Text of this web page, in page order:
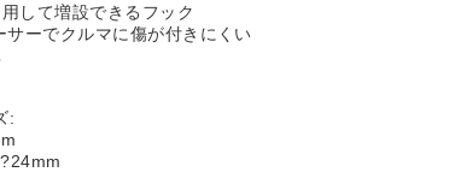
して増設できるフック
ーでクルマに傷が付きにくい
: